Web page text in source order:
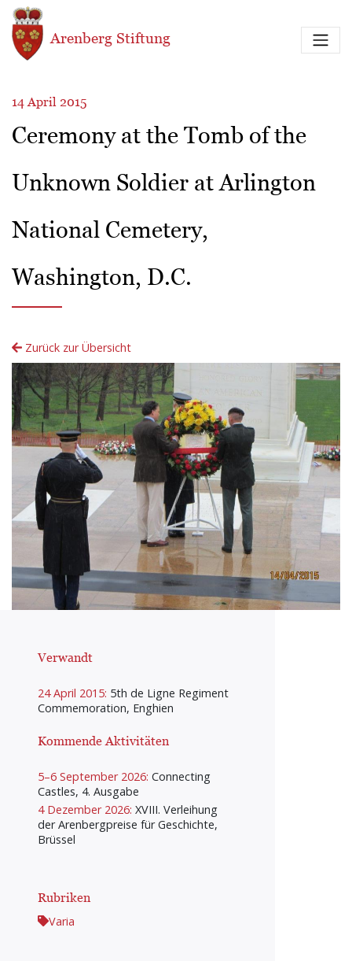
Direkt zum Inhalt
Arenberg Stiftung
14 April 2015
Ceremony at the Tomb of the
Unknown Soldier at Arlington
National Cemetery,
Washington, D.C.
Zurück zur Übersicht
Verwandt
24 April 2015: 5th de Ligne Regiment
Commemoration, Enghien
Kommende Aktivitäten
5–6 September 2026: Connecting
Castles, 4. Ausgabe
4 Dezember 2026: XVIII. Verleihung
der Arenbergpreise für Geschichte,
Brüssel
Rubriken
Varia